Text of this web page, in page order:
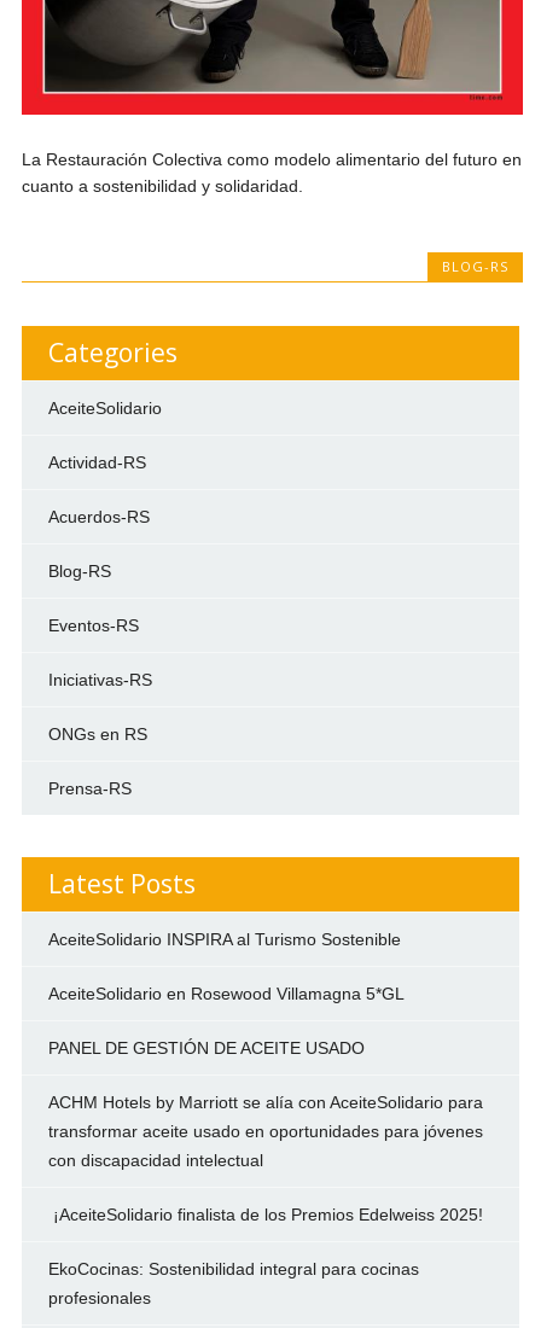
La Restauración Colectiva como modelo alimentario del futuro en
cuanto a sostenibilidad y solidaridad.
BLOG-RS
Categories
AceiteSolidario
Actividad-RS
Acuerdos-RS
Blog-RS
Eventos-RS
Iniciativas-RS
ONGs en RS
Prensa-RS
Latest Posts
AceiteSolidario INSPIRA al Turismo Sostenible
AceiteSolidario en Rosewood Villamagna 5*GL
PANEL DE GESTIÓN DE ACEITE USADO
ACHM Hotels by Marriott se alía con AceiteSolidario para
transformar aceite usado en oportunidades para jóvenes
con discapacidad intelectual
¡AceiteSolidario finalista de los Premios Edelweiss 2025!
EkoCocinas: Sostenibilidad integral para cocinas
profesionales